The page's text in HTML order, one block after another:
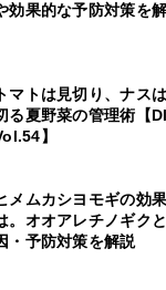
効果的な予防対策を
トマトは見切り、ナス
る夏野菜の管理術【
】
メムカシヨモギの効
。オオアレチノギク
・予防対策を解説